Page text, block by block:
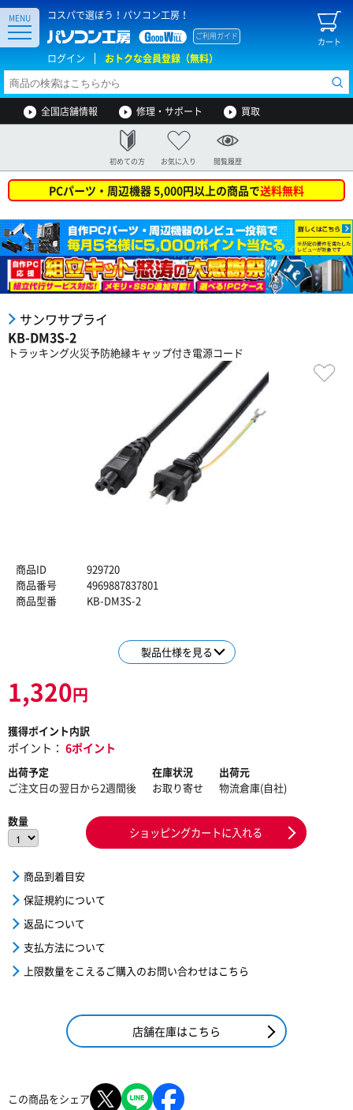
コスパで選ぼう！パソコン工房！
カート
ご利用ガイド
ログイン おトクな会員登録（無料）
MENU
全国店舗情報 修理・サポート 買取
初めての方 お気に入り 閲覧履歴
PCパーツ・周辺機器 5,000円以上の商品で送料無料
サンワサプライ
KB-DM3S-2
トラッキング火災予防絶縁キャップ付き電源コード
商品ID
929720
商品番号
4969887837801
商品型番
KB-DM3S-2
製品仕様を見る
1,320円
獲得ポイント内訳
ポイント： 6ポイント
出荷予定
ご注文日の翌日から2週間後
在庫状況
お取り寄せ
出荷元
物流倉庫(自社)
数量
ショッピングカートに入れる
商品到着目安
保証規約について
返品について
支払方法について
上限数量をこえるご購入のお問い合わせはこちら
店舗在庫はこちら
この商品をシェア